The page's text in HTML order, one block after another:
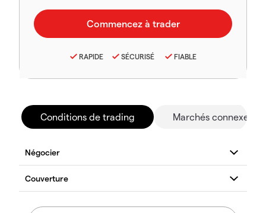
RAPIDE SÉCURISÉ FIABLE
Conditions de trading Marchés connexes